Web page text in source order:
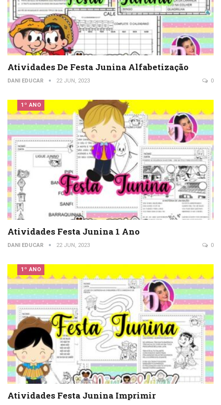
Atividades De Festa Junina Alfabetização
DANI EDUCAR 22 JUN, 2023 0
1º ANO
Atividades Festa Junina 1 Ano
DANI EDUCAR 22 JUN, 2023 0
1º ANO
Atividades Festa Junina Imprimir